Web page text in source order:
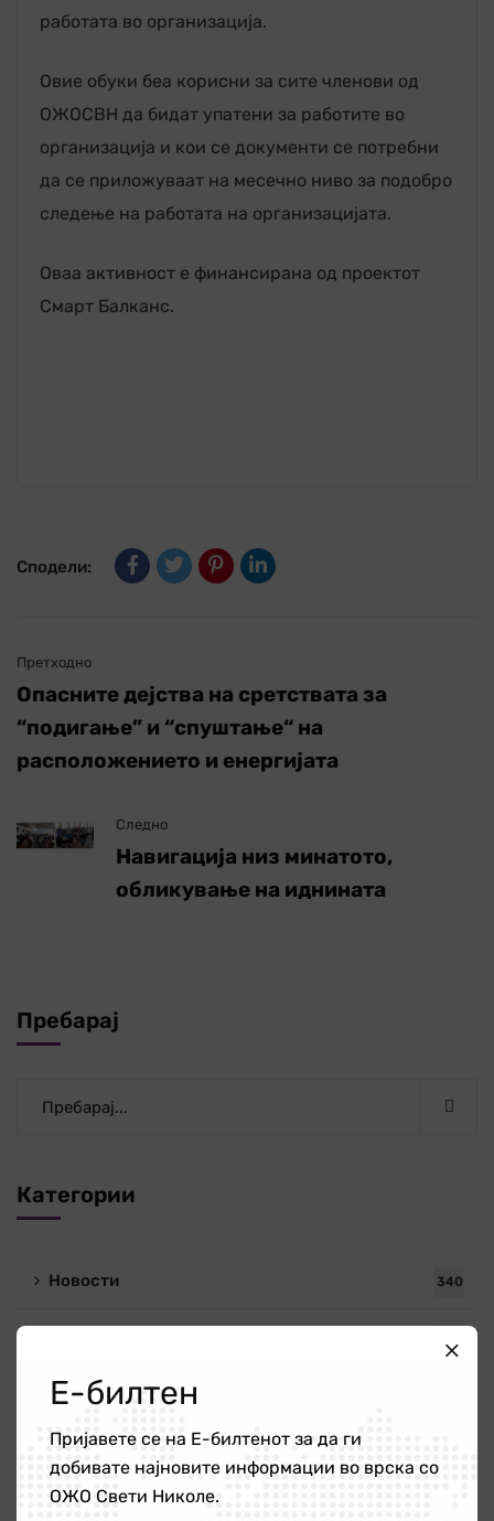
работата во организација.
Овие обуки беа корисни за сите членови од
ОЖОСВН да бидат упатени за работите во
организација и кои се документи се потребни
да се приложуваат на месечно ниво за подобро
следење на работата на организацијата.
Оваа активност е финансирана од проектот
Смарт Балканс.
Сподели:
Претходно
Опасните дејства на сретствата за
“подигање” и “спуштање“ на
расположението и енергијата
Следно
Навигација низ минатото,
обликување на иднината
Пребарај
Категории
Новости 340
Публикации
Новости
Е-билтен
Пријавете се на Е-билтенот за да ги
добивате најновите информации во врска со
ОЖО Свети Николе.